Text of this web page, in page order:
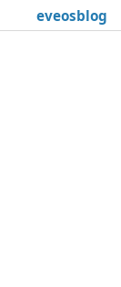
eveosblog